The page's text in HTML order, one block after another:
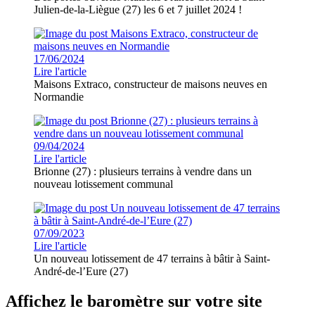
Julien-de-la-Liègue (27) les 6 et 7 juillet 2024 !
17/06/2024
Lire l'article
Maisons Extraco, constructeur de maisons neuves en
Normandie
09/04/2024
Lire l'article
Brionne (27) : plusieurs terrains à vendre dans un
nouveau lotissement communal
07/09/2023
Lire l'article
Un nouveau lotissement de 47 terrains à bâtir à Saint-
André-de-l’Eure (27)
Affichez le baromètre sur votre site